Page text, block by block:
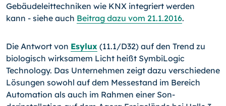
Gebäudeleittechniken wie KNX integriert werden
kann - siehe auch Beitrag dazu vom 21.1.2016.
Die Antwort von Esylux (11.1/D32) auf den Trend zu
biologisch wirksamem Licht heißt SymbiLogic
Technology. Das Unternehmen zeigt dazu verschiedene
Lösungen sowohl auf dem Messestand im Bereich
Automation als auch im Rahmen einer Son­